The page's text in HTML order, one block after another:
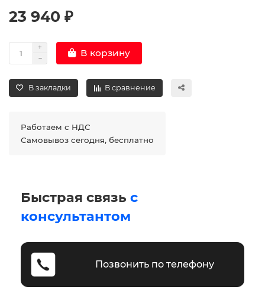
23 940 ₽
В корзину
В закладки В сравнение
Работаем с НДС
Самовывоз сегодня, бесплатно
Быстрая связь с
консультантом
Позвонить по телефону